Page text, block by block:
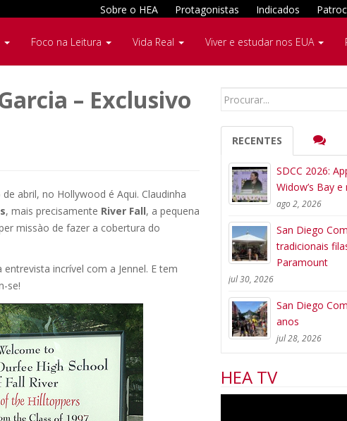
Sobre o HEA Protagonistas Indicados
Foco na Leitura Vida Real Viver e estudar nos EUA
– Exclusivo
abril, no Hollywood é Aqui. Claudinha
, mais precisamente River Fall, a pequena
missào de fazer a cobertura do
incrível com a Jennel. E tem
se!
Search
RECENTES
SDCC 2026:
Widow’s Bay e
ago 2, 2026
San Diego
tradicionais
Paramount
jul 30, 2026
San Diego
anos
jul 28, 2026
HEA TV